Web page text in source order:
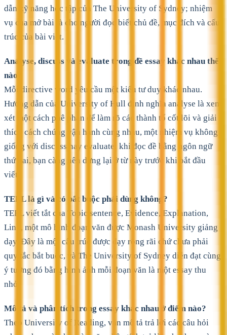
dẫn kỹ năng học tập của The University of Sydney; nhiệm
vụ của mở bài là cho người đọc biết chủ đề, mục đích và cấu
trúc của bài viết.
Analyse, discuss và evaluate trong đề essay khác nhau thế
nào?
Mỗi directive word yêu cầu một kiểu tư duy khác nhau.
Hướng dẫn của University of Hull định nghĩa analyse là xem
xét một cách phê phán để làm rõ các thành tố cốt lõi và giải
thích cách chúng vận hành cùng nhau, một nhiệm vụ không
giống với discuss hay evaluate; khi đọc đề bằng ngôn ngữ
thứ hai, bạn càng nên dừng lại ở từ này trước khi bắt đầu
viết.
TEEL là gì và có bắt buộc phải dùng không?
TEEL viết tắt của Topic sentence, Evidence, Explanation,
Link, một mô hình đoạn văn được Monash University giảng
dạy. Đây là một cấu trúc được dạy rộng rãi chứ chưa phải
quy tắc bắt buộc, và The University of Sydney diễn đạt cùng
ý tưởng đó bằng hình ảnh mỗi đoạn văn là một essay thu
nhỏ.
Mô tả và phân tích trong essay khác nhau ở điểm nào?
Theo University of Reading, văn mô tả trả lời các câu hỏi